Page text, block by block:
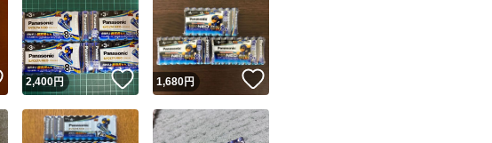
安心発送 このユーザーは設定した発送日数内に発送しています
いいね！
2,400円 いいね！
1,680円